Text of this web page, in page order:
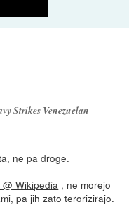
Strikes Venezuelan
ne pa droge.
Wikipedia , ne morejo
pa jih zato terorizirajo.